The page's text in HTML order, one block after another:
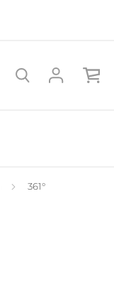
361°